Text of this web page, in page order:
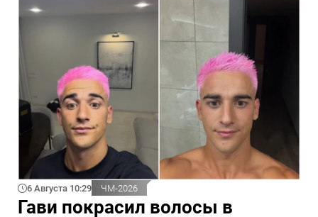
6 Августа 10:29 ЧМ-2026
Гави покрасил волосы в